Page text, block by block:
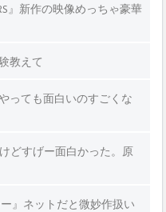
』新作の映像めっちゃ豪華
教えて
っても面白いのすごくな
どすげー面白かった。原
』ネットだと微妙作扱い